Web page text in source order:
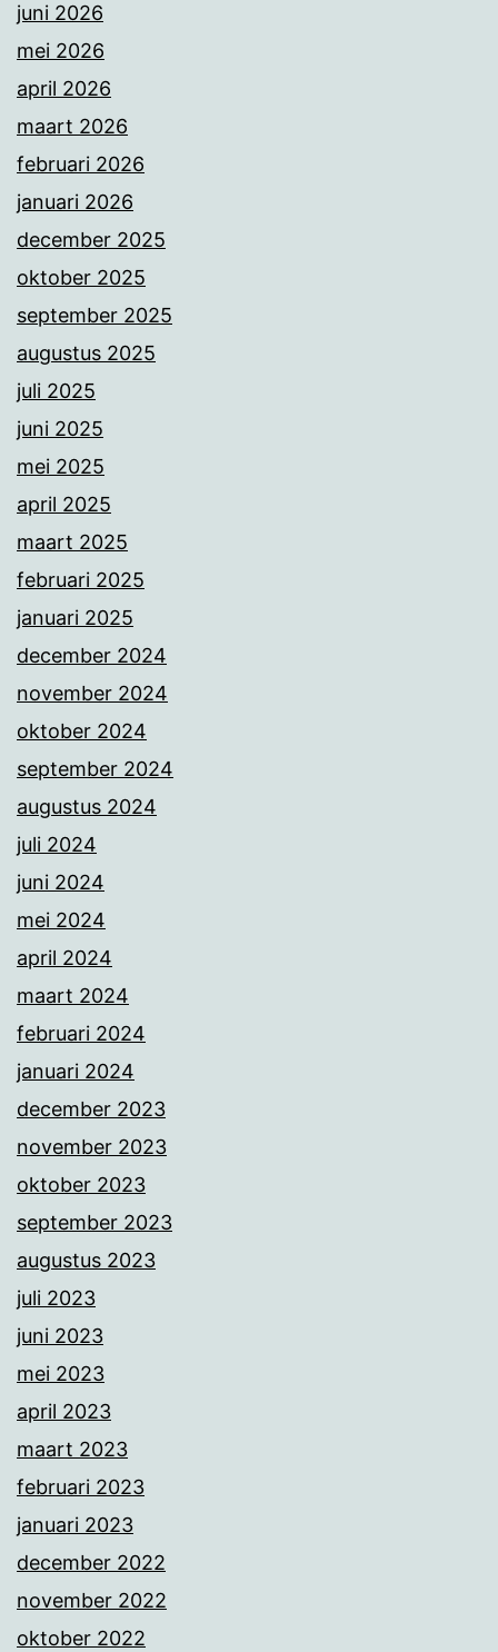
juni 2026
mei 2026
april 2026
maart 2026
februari 2026
januari 2026
december 2025
oktober 2025
september 2025
augustus 2025
juli 2025
juni 2025
mei 2025
april 2025
maart 2025
februari 2025
januari 2025
december 2024
november 2024
oktober 2024
september 2024
augustus 2024
juli 2024
juni 2024
mei 2024
april 2024
maart 2024
februari 2024
januari 2024
december 2023
november 2023
oktober 2023
september 2023
augustus 2023
juli 2023
juni 2023
mei 2023
april 2023
maart 2023
februari 2023
januari 2023
december 2022
november 2022
oktober 2022